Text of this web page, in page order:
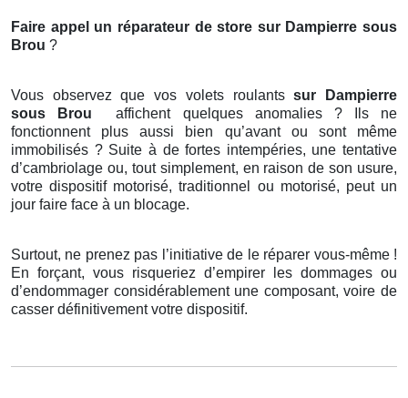
Faire appel un réparateur de store sur Dampierre sous
Brou ?
Vous observez que vos volets roulantssur Dampierre
sous Brou
affichent quelques anomalies ? Ils ne
fonctionnent plus aussi bien qu’avant ou sont même
immobilisés ? Suite à de fortes intempéries, une tentative
d’cambriolage ou, tout simplement, en raison de son usure,
votre dispositif motorisé, traditionnel ou motorisé, peut un
jour faire face à un blocage.
Surtout, ne prenez pas l’initiative de le réparer vous-même !
En forçant, vous risqueriez d’empirer les dommages ou
d’endommager considérablement une composant, voire de
casser définitivement votre dispositif.